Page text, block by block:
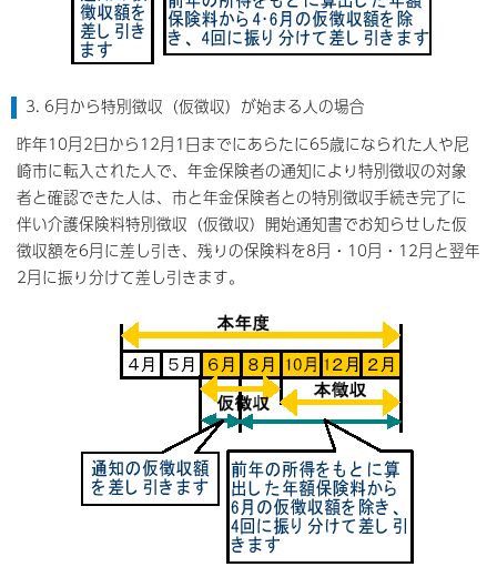
3. 6月から特別徴収（仮徴収）が始まる人の場合
昨年10月2日から12月1日までにあらたに65歳になられた人や尼
崎市に転入された人で、年金保険者の通知により特別徴収の対象
者と確認できた人は、市と年金保険者との特別徴収手続き完了に
伴い介護保険料特別徴収（仮徴収）開始通知書でお知らせした仮
徴収額を6月に差し引き、残りの保険料を8月・10月・12月と翌年
2月に振り分けて差し引きます。